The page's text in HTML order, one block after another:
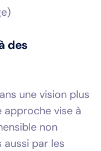
des
une vision plus
approche vise à
non
aussi par les